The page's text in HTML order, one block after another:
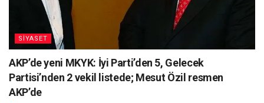
SİYASET
AKP’de yeni MKYK: İyi Parti’den 5, Gelecek
Partisi’nden 2 vekil listede; Mesut Özil resmen
AKP’de